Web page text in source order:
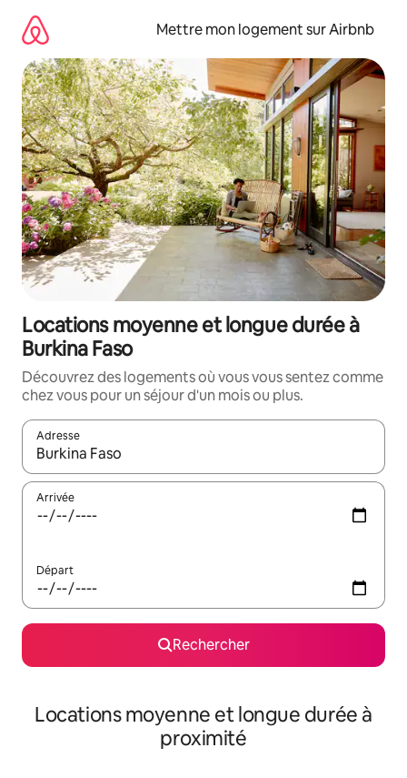
directement
contenu
Mettre mon logement sur Airbnb
Locations moyenne et longue durée à
Burkina Faso
Découvrez des logements où vous vous sentez comme
chez vous pour un séjour d'un mois ou plus.
Adresse
Lorsque les résultats s'affichent, utilisez les flèches vers le
Arrivée
Départ
Rechercher
Locations moyenne et longue durée à
proximité